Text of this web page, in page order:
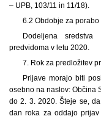
– UPB, 103/11 in 11/18).
6.2 Obdobje za
Dodeljena
predvidoma v letu 2020.
7. Rok za predložitev
Prijave morajo biti
osebno na naslov: Občina
do 2. 3. 2020. Šteje se,
dan roka za oddajo